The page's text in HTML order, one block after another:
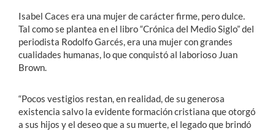
Isabel Caces era una mujer de carácter firme, pero dulce.
Tal como se plantea en el libro “Crónica del Medio Siglo” del
periodista Rodolfo Garcés, era una mujer con grandes
cualidades humanas, lo que conquistó al laborioso Juan
Brown.
“Pocos vestigios restan, en realidad, de su generosa
existencia salvo la evidente formación cristiana que otorgó
a sus hijos y el deseo que a su muerte, el legado que brindó